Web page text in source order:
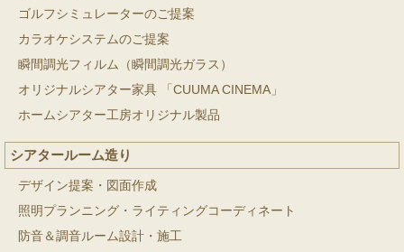
ゴルフシミュレーターのご提案
カラオケシステムのご提案
瞬間調光フィルム（瞬間調光ガラス）
オリジナルシアター家具 「CUUMA CINEMA」
ホームシアター工房オリジナル製品
シアタールーム造り
デザイン提案・図面作成
照明プランニング・ライティングコーディネート
防音＆調音ルーム設計・施工